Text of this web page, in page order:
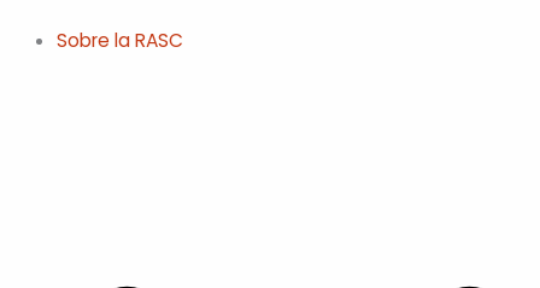
Sobre la RASC